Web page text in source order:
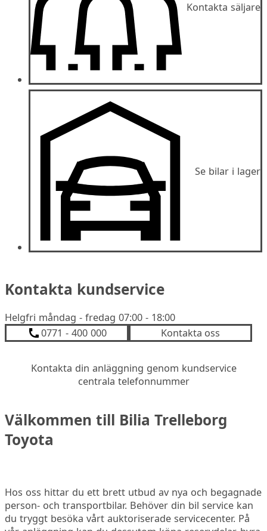
Kontakta säljare
Se bilar i lager
Kontakta kundservice
Helgfri måndag - fredag 07:00 - 18:00
0771 - 400 000
Kontakta oss
Kontakta din anläggning genom kundservice
centrala telefonnummer
Välkommen till Bilia Trelleborg
Toyota
Hos oss hittar du ett brett utbud av nya och begagnade
person- och transportbilar. Behöver din bil service kan
du tryggt besöka vårt auktoriserade servicecenter. På